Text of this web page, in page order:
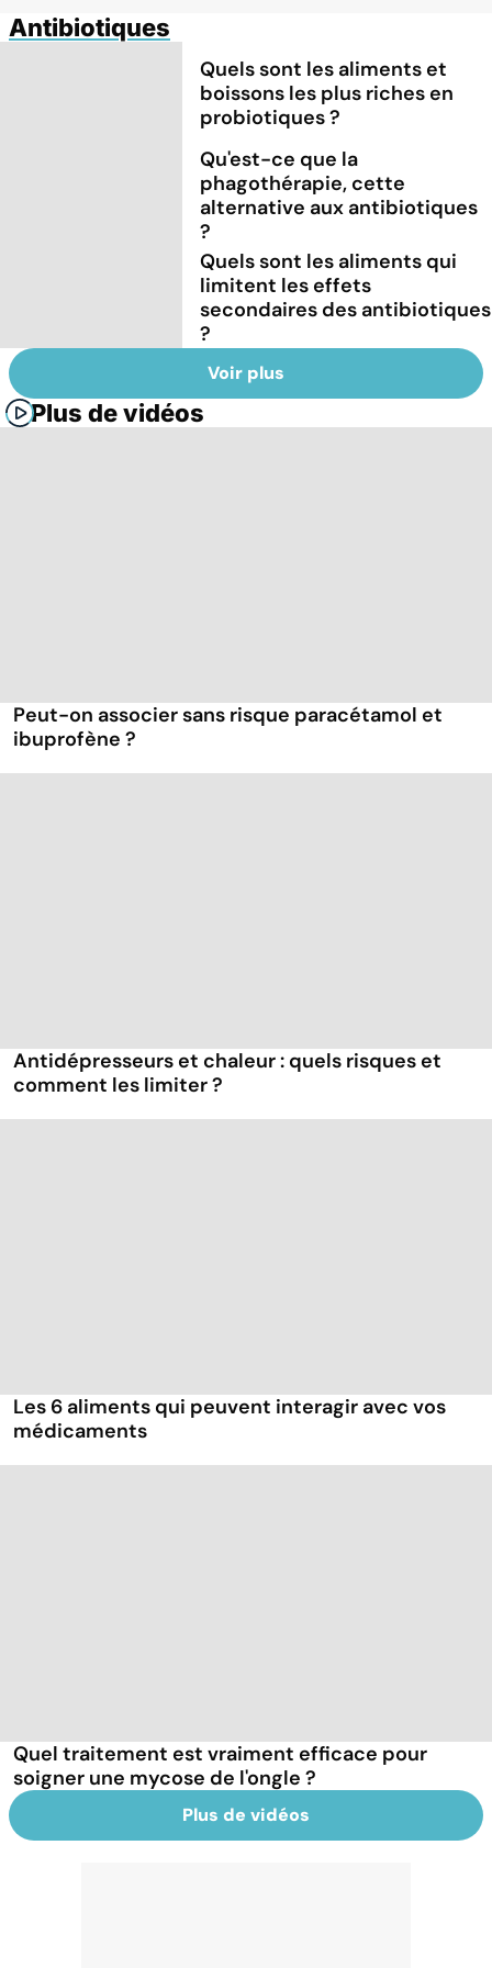
Antibiotiques
Quels sont les aliments et
boissons les plus riches en
probiotiques ?
Qu'est-ce que la
phagothérapie, cette
alternative aux antibiotiques
?
Quels sont les aliments qui
limitent les effets
secondaires des antibiotiques
?
Voir plus
Plus de vidéos
Peut-on associer sans risque paracétamol et
ibuprofène ?
Antidépresseurs et chaleur : quels risques et
comment les limiter ?
Les 6 aliments qui peuvent interagir avec vos
médicaments
Quel traitement est vraiment efficace pour
soigner une mycose de l'ongle ?
Plus de vidéos